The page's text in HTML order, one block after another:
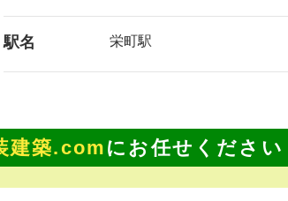
駅名 栄町駅
建築.comにお任せください